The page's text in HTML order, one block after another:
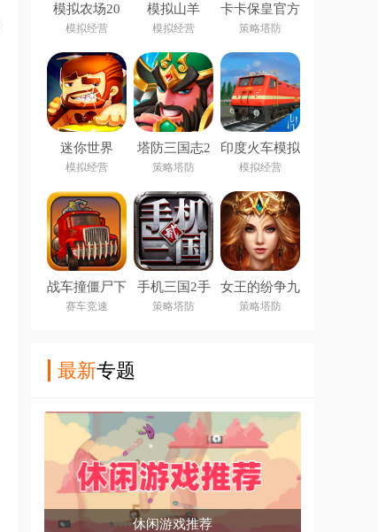
模拟农场20
国产卡车(FS
20)
模拟经营
模拟山羊
mmo中文版
下载(Goat
MMO)
模拟经营
卡卡保皇官方
版
策略塔防
迷你世界
0.10.8版本下
载安装
模拟经营
塔防三国志2
手游
策略塔防
印度火车模拟
器汉化版下载
模拟经营
战车撞僵尸下
载安装
赛车竞速
手机三国2手
游
策略塔防
女王的纷争九
游版
策略塔防
最新专题
休闲游戏推荐